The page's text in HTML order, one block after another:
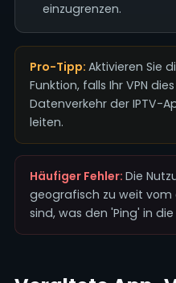
einzugrenzen.
Pro-Tipp: Aktivieren Sie
Funktion, falls Ihr VPN
Datenverkehr der IPTV-
leiten.
Häufiger Fehler: Die
geografisch zu weit
sind, was den 'Ping' in